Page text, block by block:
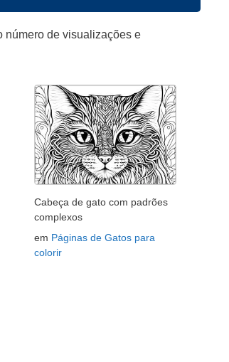
número de visualizações e
Cabeça de gato com padrões
complexos
em Páginas de Gatos para
colorir